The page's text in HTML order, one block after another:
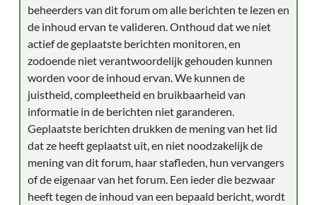
beheerders van dit forum om alle berichten te lezen en
de inhoud ervan te valideren. Onthoud dat we niet
actief de geplaatste berichten monitoren, en
zodoende niet verantwoordelijk gehouden kunnen
worden voor de inhoud ervan. We kunnen de
juistheid, compleetheid en bruikbaarheid van
informatie in de berichten niet garanderen.
Geplaatste berichten drukken de mening van het lid
dat ze heeft geplaatst uit, en niet noodzakelijk de
mening van dit forum, haar stafleden, hun vervangers
of de eigenaar van het forum. Een ieder die bezwaar
heeft tegen de inhoud van een bepaald bericht, wordt